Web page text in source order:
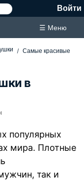
Войти
☰ Меню
Самые красивые
в
популярных
мира. Плотные
так и